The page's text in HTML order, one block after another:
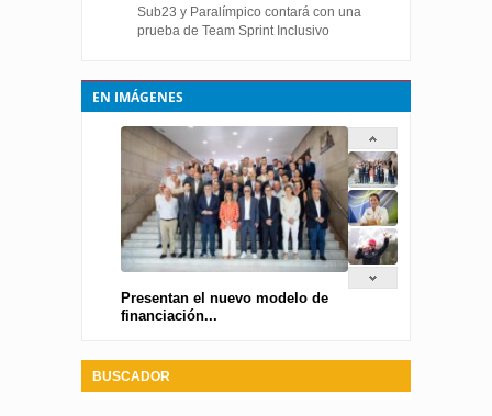
Sub23 y Paralímpico contará con una
prueba de Team Sprint Inclusivo
EN IMÁGENES
Presentan el nuevo modelo de
financiación...
BUSCADOR